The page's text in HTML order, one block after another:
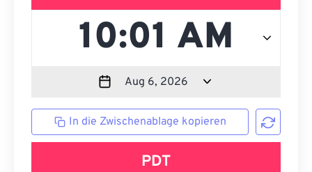
In die Zwischenablage kopieren
PDT